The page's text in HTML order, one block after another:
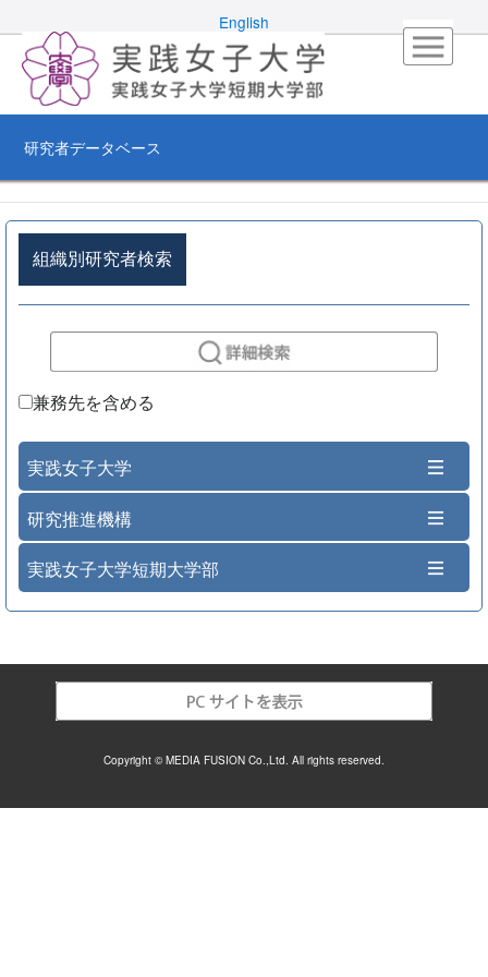
English
研究者データベース
組織別研究者検索
兼務先を含める
実践女子大学
研究推進機構
実践女子大学短期大学部
Copyright © MEDIA FUSION Co.,Ltd. All rights reserved.